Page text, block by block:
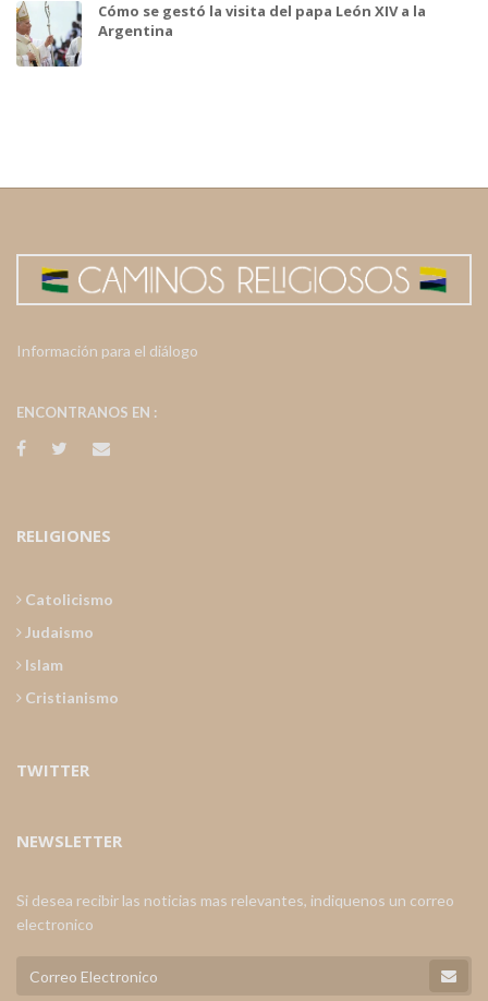
Cómo se gestó la visita del papa León XIV a la
Argentina
Información para el diálogo
ENCONTRANOS EN :
RELIGIONES
Catolicismo
Judaismo
Islam
Cristianismo
TWITTER
NEWSLETTER
Si desea recibir las noticias mas relevantes, indiquenos un correo
electronico